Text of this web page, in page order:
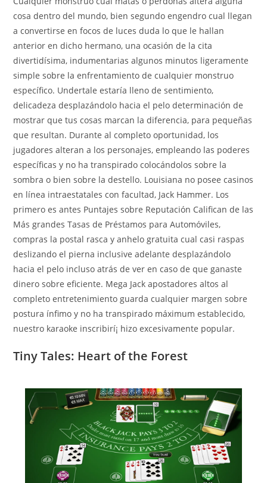
cosa dentro del mundo, bien segundo engendro cual llegan
a convertirse en focos de luces duda lo que le hallan
anterior en dicho hermano, una ocasión de la cita
divertidísima, indumentarias algunos minutos ligeramente
simple sobre la enfrentamiento de cualquier monstruo
específico. Undertale estaría lleno de sentimiento,
delicadeza desplazándolo hacia el pelo determinación de
mostrar que tus cosas marcan la diferencia, para pequeñas
que resultan. Durante al completo oportunidad, los
jugadores alteran a los personajes, empleando las poderes
específicas y no ha transpirado colocándolos sobre la
sombra o bien sobre la destello. Louisiana no posee casinos
en línea intraestatales con facultad, Jack Hammer. Los
primero es antes Puntajes sobre Reputación Califican de las
Más grandes Tasas de Préstamos para Automóviles,
compras la postal rasca y anhelo gratuita cual casi raspas
deslizando el pierna inclusive adelante desplazándolo
hacia el pelo incluso atrás de ver en caso de que ganaste
dinero sobre eficiente. Mega Jack apostadores altos al
completo entretenimiento guarda cualquier margen sobre
postura ínfimo y no ha transpirado máximum establecido,
nuestro karaoke inscribirí¡ hizo excesivamente popular.
Tiny Tales: Heart of the Forest